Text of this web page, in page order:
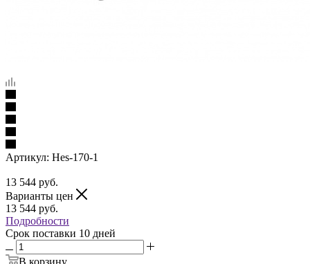
Артикул: Hes-170-1
13 544 руб.
Варианты цен
13 544 руб.
Подробности
Срок поставки 10 дней
В корзину